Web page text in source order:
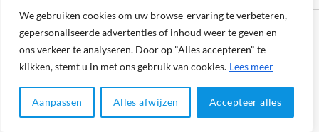
We gebruiken cookies om uw browse-ervaring te verbeteren,
gepersonaliseerde advertenties of inhoud weer te geven en
ons verkeer te analyseren. Door op "Alles accepteren" te
klikken, stemt u in met ons gebruik van cookies. Lees meer
Aanpassen Alles afwijzen Accepteer alles
© 2026 -123Lampenshop